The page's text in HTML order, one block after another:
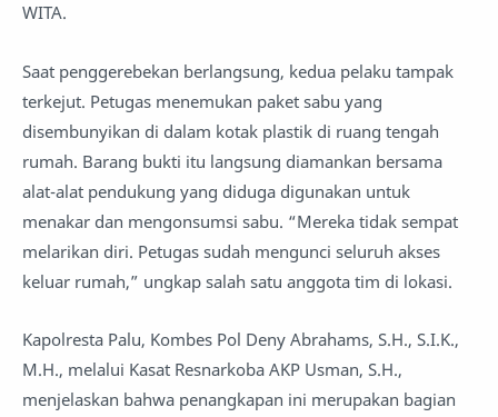
WITA.
Saat penggerebekan berlangsung, kedua pelaku tampak
terkejut. Petugas menemukan paket sabu yang
disembunyikan di dalam kotak plastik di ruang tengah
rumah. Barang bukti itu langsung diamankan bersama
alat-alat pendukung yang diduga digunakan untuk
menakar dan mengonsumsi sabu. “Mereka tidak sempat
melarikan diri. Petugas sudah mengunci seluruh akses
keluar rumah,” ungkap salah satu anggota tim di lokasi.
Kapolresta Palu, Kombes Pol Deny Abrahams, S.H., S.I.K.,
M.H., melalui Kasat Resnarkoba AKP Usman, S.H.,
menjelaskan bahwa penangkapan ini merupakan bagian